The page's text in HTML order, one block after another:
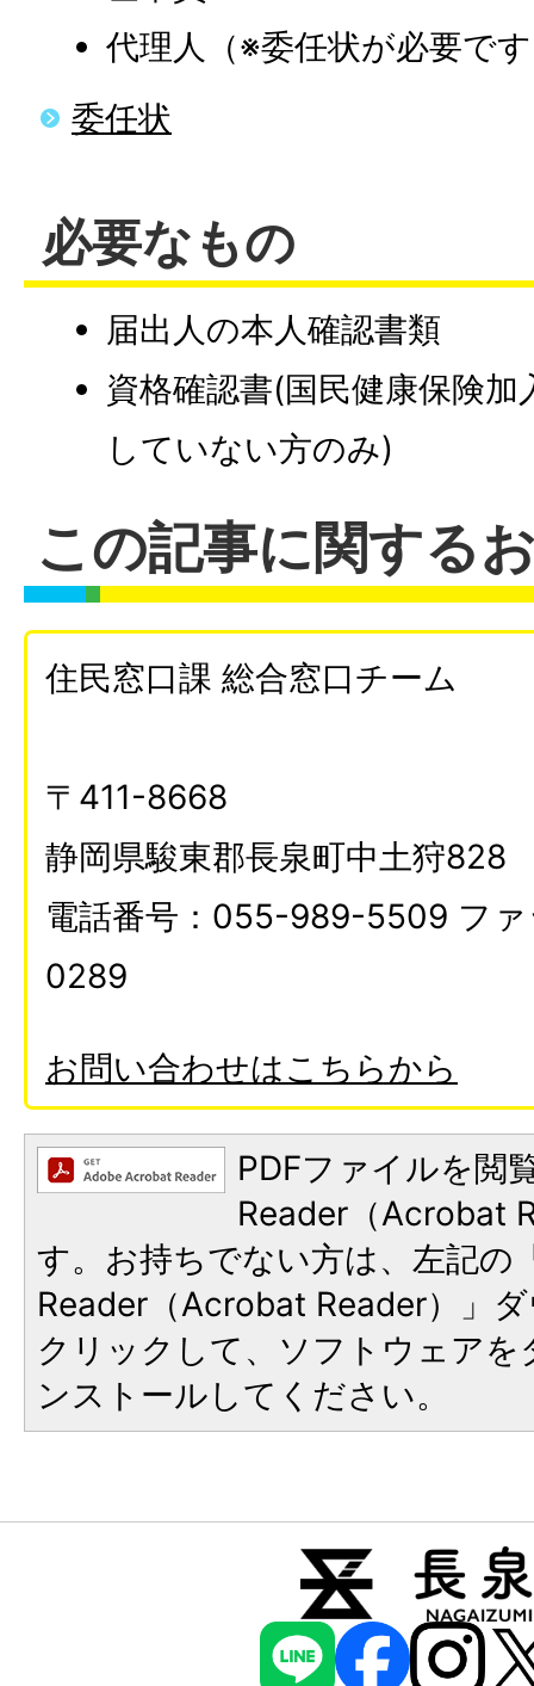
代理人（※委任状が必要で
委任状
必要なもの
届出人の本人確認書類
資格確認書(国民健康保険
していない方のみ)
この記事に関する
住民窓口課 総合窓口チーム
〒411-8668
静岡県駿東郡長泉町中土狩828
電話番号：055-989-5509 フ
0289
お問い合わせはこちらから
PDFファイルを閲
Reader（Acrobat
す。お持ちでない方は、左記の
Reader（Acrobat Reader）」
クリックして、ソフトウェア
ンストールしてください。